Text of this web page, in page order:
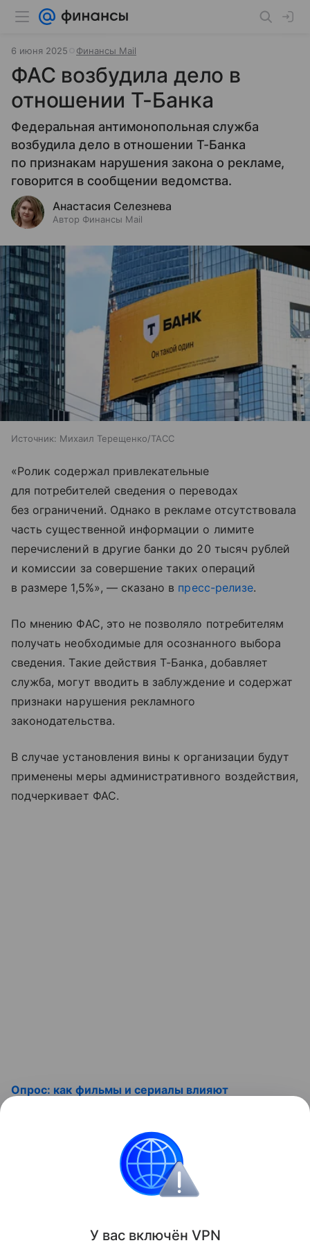
6 июня 2025 Финансы Mail
ФАС возбудила дело в
отношении Т-Банка
Федеральная антимонопольная служба
возбудила дело в отношении Т-Банка
по признакам нарушения закона о рекламе,
говорится в сообщении ведомства.
Анастасия Селезнева
Автор Финансы Mail
Источник: Михаил Терещенко/ТАСС
«Ролик содержал привлекательные
для потребителей сведения о переводах
без ограничений. Однако в рекламе отсутствовала
часть существенной информации о лимите
перечислений в другие банки до 20 тысяч рублей
и комиссии за совершение таких операций
в размере 1,5%», — сказано в пресс-релизе.
По мнению ФАС, это не позволяло потребителям
получать необходимые для осознанного выбора
сведения. Такие действия Т-Банка, добавляет
служба, могут вводить в заблуждение и содержат
признаки нарушения рекламного
законодательства.
В случае установления вины к организации будут
применены меры административного воздействия,
подчеркивает ФАС.
Опрос: как фильмы и сериалы влияют
«Данная информация носит исключительно
информационный (ознакомительный) характер
и не является индивидуальной инвестиционной
У вас включён VPN